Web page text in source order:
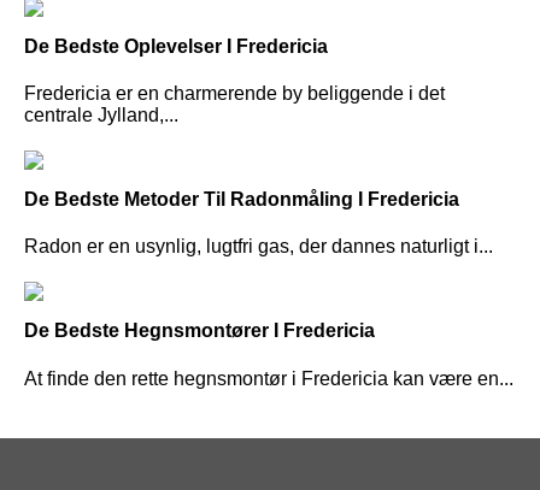
De Bedste Oplevelser I Fredericia
Fredericia er en charmerende by beliggende i det
centrale Jylland,...
De Bedste Metoder Til Radonmåling I Fredericia
Radon er en usynlig, lugtfri gas, der dannes naturligt i...
De Bedste Hegnsmontører I Fredericia
At finde den rette hegnsmontør i Fredericia kan være en...